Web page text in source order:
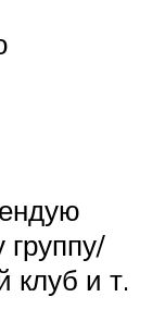
клуб и т.